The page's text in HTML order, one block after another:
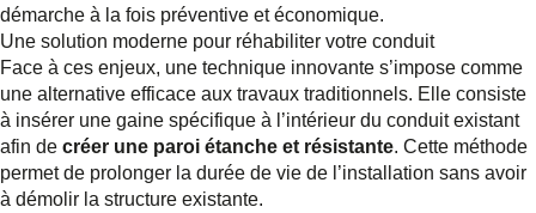
démarche à la fois préventive et économique.
Une solution moderne pour réhabiliter votre conduit
Face à ces enjeux, une technique innovante s’impose comme
une alternative efficace aux travaux traditionnels. Elle consiste
à insérer une gaine spécifique à l’intérieur du conduit existant
afin de créer une paroi étanche et résistante. Cette méthode
permet de prolonger la durée de vie de l’installation sans avoir
à démolir la structure existante.